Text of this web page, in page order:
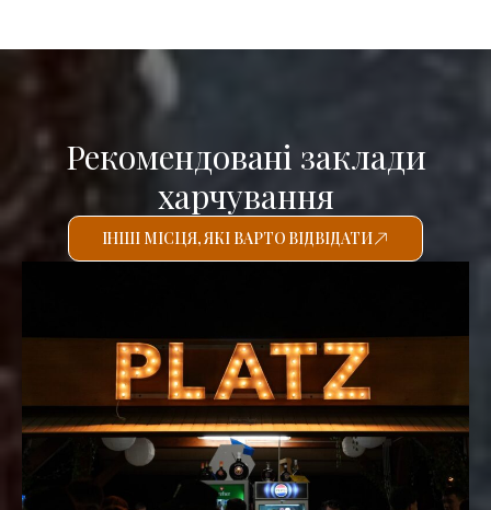
Рекомендовані заклади
харчування
ІНШІ МІСЦЯ, ЯКІ ВАРТО ВІДВІДАТИ